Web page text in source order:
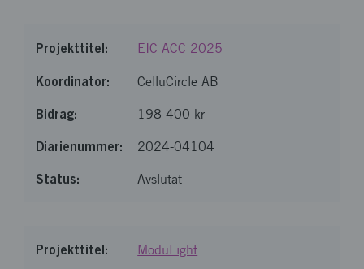
EIC ACC 2025
CelluCircle AB
198 400 kr
2024-04104
Avslutat
ModuLight